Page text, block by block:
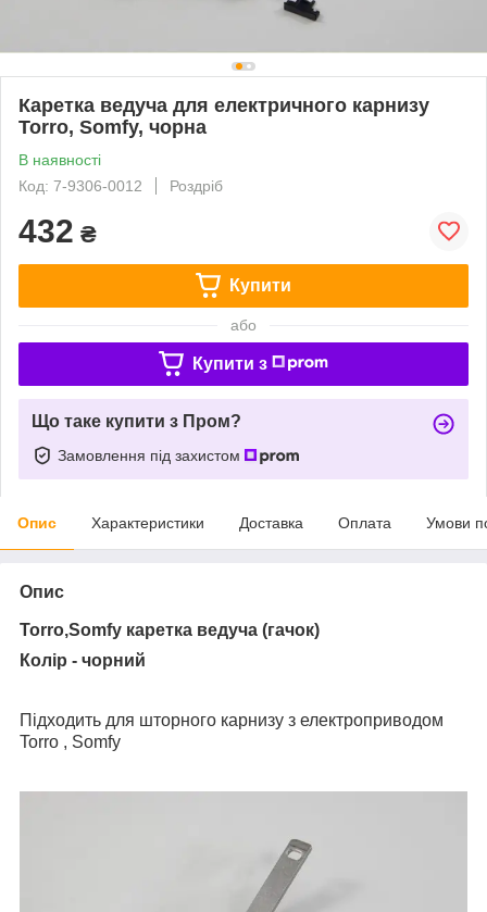
Каретка ведуча для електричного карнизу
Torro, Somfy, чорна
В наявності
Код: 7-9306-0012
Роздріб
432 ₴
Купити
або
Купити з
Що таке купити з Пром?
Замовлення під захистом
Опис Характеристики Доставка Оплата Умови
Опис
Torro,Somfy каретка ведуча (гачок)
Колір - чорний
Підходить для шторного карнизу з електроприводом
Torro , Somfy